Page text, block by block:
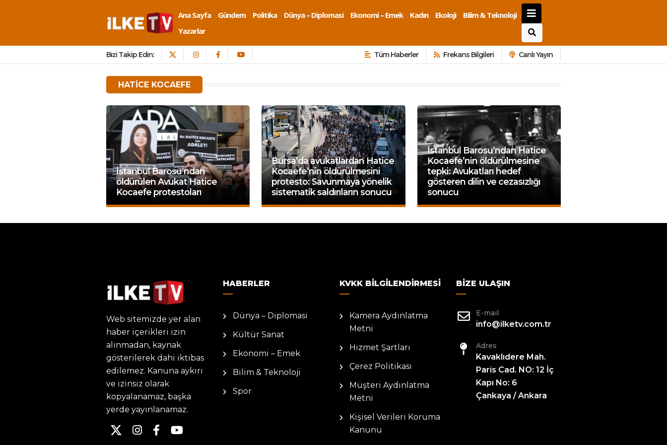
Ana Sayfa Gündem Politika Dünya – Diplomasi Ekonomi – Emek Kadın Ekoloji
Bilim & Teknoloji
Yazarlar
Bizi Takip Edin: Tüm Haberler Frekans Bilgileri Canlı Yayın
HATICE KOCAEFE
İstanbul Barosu’ndan
öldürülen Avukat Hatice
Kocaefe protestoları
Bursa’da avukatlardan Hatice
Kocaefe’nin öldürülmesini
protesto: Savunmaya yönelik
sistematik saldırıların sonucu
İstanbul Barosu’ndan Hatice
Kocaefe’nin öldürülmesine
tepki: Avukatları hedef
gösteren dilin ve cezasızlığı
sonucu
Web sitemizde yer alan
haber içerikleri izin
alınmadan, kaynak
gösterilerek dahi iktibas
edilemez. Kanuna aykırı
ve izinsiz olarak
kopyalanamaz, başka
yerde yayınlanamaz.
HABERLER
Dünya – Diplomasi
Kültür Sanat
Ekonomi – Emek
Bilim & Teknoloji
Spor
KVKK BILGILENDIRMESI
Kamera Aydınlatma
Metni
Hizmet Şartları
Çerez Politikası
Müşteri Aydınlatma
Metni
Kişisel Verileri Koruma
Kanunu
BIZE ULAŞIN
E-mail
info@ilketv.com.tr
Adres
Kavaklıdere Mah.
Paris Cad. NO: 12 İç
Kapı No: 6
Çankaya / Ankara